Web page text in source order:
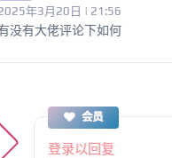
年3月20日 | 21:56
没有大佬评论下如何
会员
登录以回复